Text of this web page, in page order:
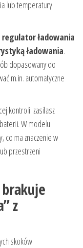
lub temperatury
ładowania
ładowania.
dopasowany do
m.in. automatyczne
kontroli: zasilasz
W modelu
co ma znaczenie w
przestrzeni
brakuje
z
skoków